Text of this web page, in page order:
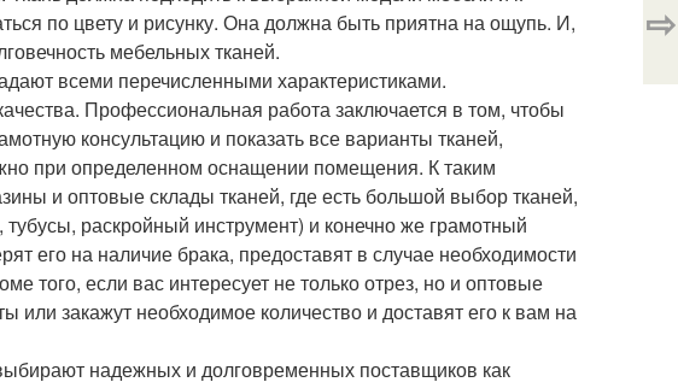
по цвету и рисунку. Она должна быть приятна на ощупь. И,
мебельных тканей.
всеми перечисленными характеристиками.
Профессиональная работа заключается в том, чтобы
консультацию и показать все варианты тканей,
при определенном оснащении помещения. К таким
и оптовые склады тканей, где есть большой выбор тканей,
раскройный инструмент) и конечно же грамотный
его на наличие брака, предоставят в случае необходимости
того, если вас интересует не только отрез, но и оптовые
или закажут необходимое количество и доставят его к вам на
надежных и долговременных поставщиков как
⇨